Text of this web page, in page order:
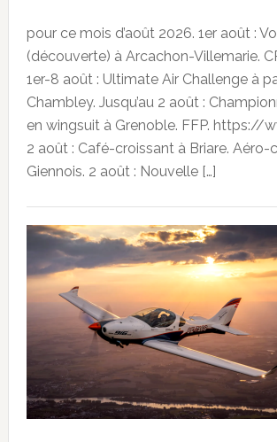
pour ce mois d’août 2026. 1er août :
(découverte) à Arcachon-Villemarie.
1er-8 août : Ultimate Air Challenge à
Chambley. Jusqu’au 2 août :
en wingsuit à Grenoble. FFP. https://
2 août : Café-croissant à Briare. Aéro-
Giennois. 2 août : Nouvelle […]